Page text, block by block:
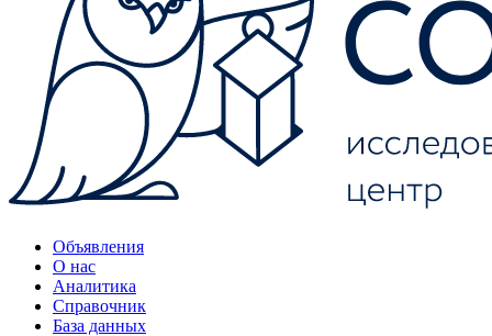
Объявления
О нас
Аналитика
Справочник
База данных